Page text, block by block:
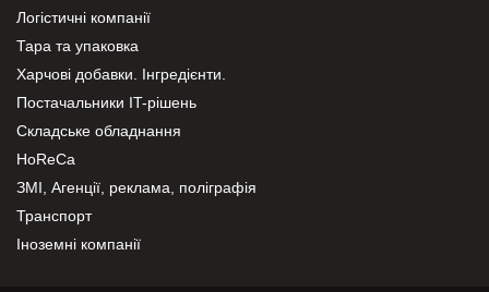
Логістичні компанії
Тара та упаковка
Харчові добавки. Інгредієнти.
Постачальники IT-рішень
Складське обладнання
HoReCa
ЗМІ, Агенції, реклама, поліграфія
Транспорт
Іноземні компанії